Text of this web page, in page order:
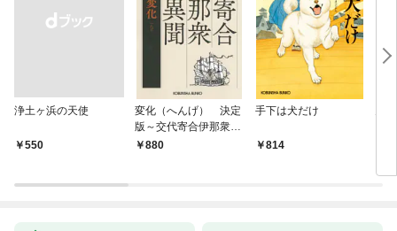
浄土ヶ浜の天使
￥550
変化（へんげ） 決定
版～交代寄合伊那衆異
聞（1）～
880
手下は犬だけ
814